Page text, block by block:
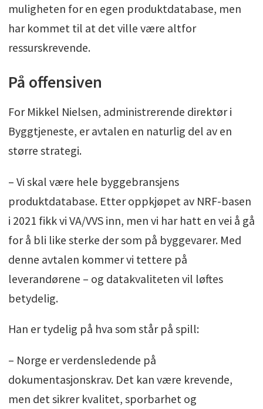
muligheten for en egen produktdatabase, men
har kommet til at det ville være altfor
ressurskrevende.
På offensiven
For Mikkel Nielsen, administrerende direktør i
Byggtjeneste, er avtalen en naturlig del av en
større strategi.
– Vi skal være hele byggebransjens
produktdatabase. Etter oppkjøpet av NRF-basen
i 2021 fikk vi VA/VVS inn, men vi har hatt en vei å gå
for å bli like sterke der som på byggevarer. Med
denne avtalen kommer vi tettere på
leverandørene – og datakvaliteten vil løftes
betydelig.
Han er tydelig på hva som står på spill:
– Norge er verdensledende på
dokumentasjonskrav. Det kan være krevende,
men det sikrer kvalitet, sporbarhet og